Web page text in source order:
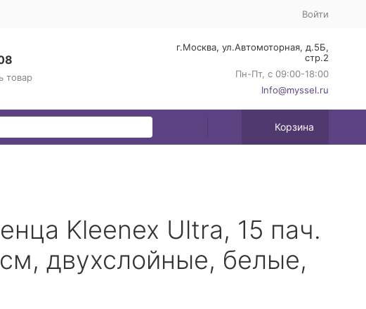
Войти
товар
г.Москва, ул.Автомоторная, д.5Б,
стр.2
Пн-Пт, с 09:00-18:00
Info@myssel.ru
Корзина
Kleenex Ultra, 15 пач.
двухслойные, белые,